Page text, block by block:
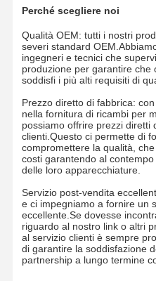
Perché scegliere noi
Qualità OEM: tutti i nostri
severi standard
ingegneri e tecnici che
produzione per garantire che
soddisfi i più alti requisiti di
Prezzo diretto di fabbrica:
nella fornitura di ricambi per
possiamo offrire prezzi diretti
clienti.Questo ci permette di
compromettere la qualità,
costi garantendo al
delle loro apparecchiature.
Servizio post-vendita
e ci impegniamo a fornire un
eccellente.Se dovesse
riguardo al nostro link o altri
al servizio clienti è sempre
di garantire la soddisfazione
partnership a lungo termine